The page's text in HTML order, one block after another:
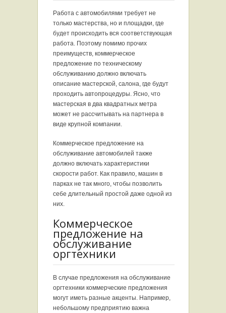
Работа с автомобилями требует не
только мастерства, но и площадки, где
будет происходить вся соответствующая
работа. Поэтому помимо прочих
преимуществ, коммерческое
предложение по техническому
обслуживанию должно включать
описание мастерской, салона, где будут
проходить автопроцедуры. Ясно, что
мастерская в два квадратных метра
может не рассчитывать на партнера в
виде крупной компании.
Коммерческое предложение на
обслуживание автомобилей также
должно включать характеристики
скорости работ. Как правило, машин в
парках не так много, чтобы позволить
себе длительный простой даже одной из
них.
Коммерческое
предложение на
обслуживание
оргтехники
В случае предложения на обслуживание
оргтехники коммерческие предложения
могут иметь разные акценты. Например,
небольшому предприятию важна